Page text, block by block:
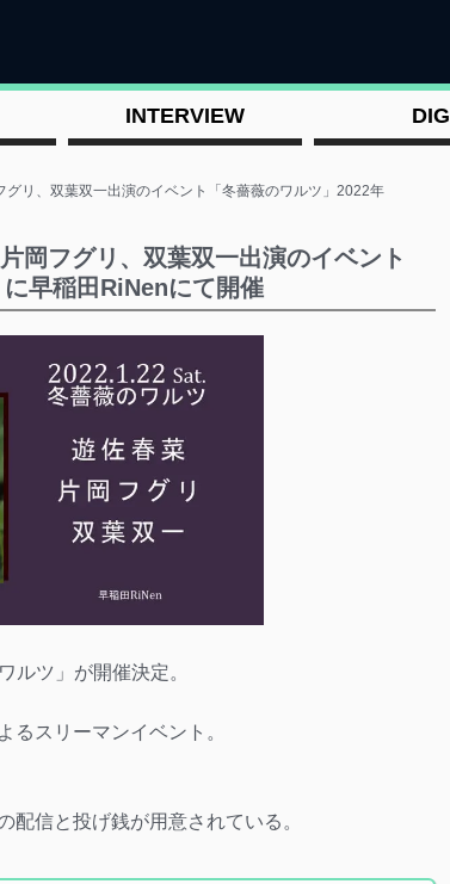
INTERVIEW DIG
グリ、双葉双一出演のイベント「冬薔薇のワルツ」2022年
岡フグリ、双葉双一出演のイベント
に早稲田RiNenにて開催
ルツ」が開催決定。
るスリーマンイベント。
配信と投げ銭が用意されている。